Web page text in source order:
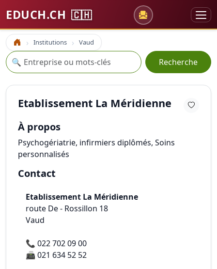
EDUCH.CH 🇨🇭
Accueil Institutions Vaud
Recherche
🔍 Recherche
Etablissement La Méridienne
À propos
Psychogériatrie, infirmiers diplômés, Soins
personnalisés
Contact
Etablissement La Méridienne
route De - Rossillon 18
Vaud
📞 022 702 09 00
📠021 634 52 52